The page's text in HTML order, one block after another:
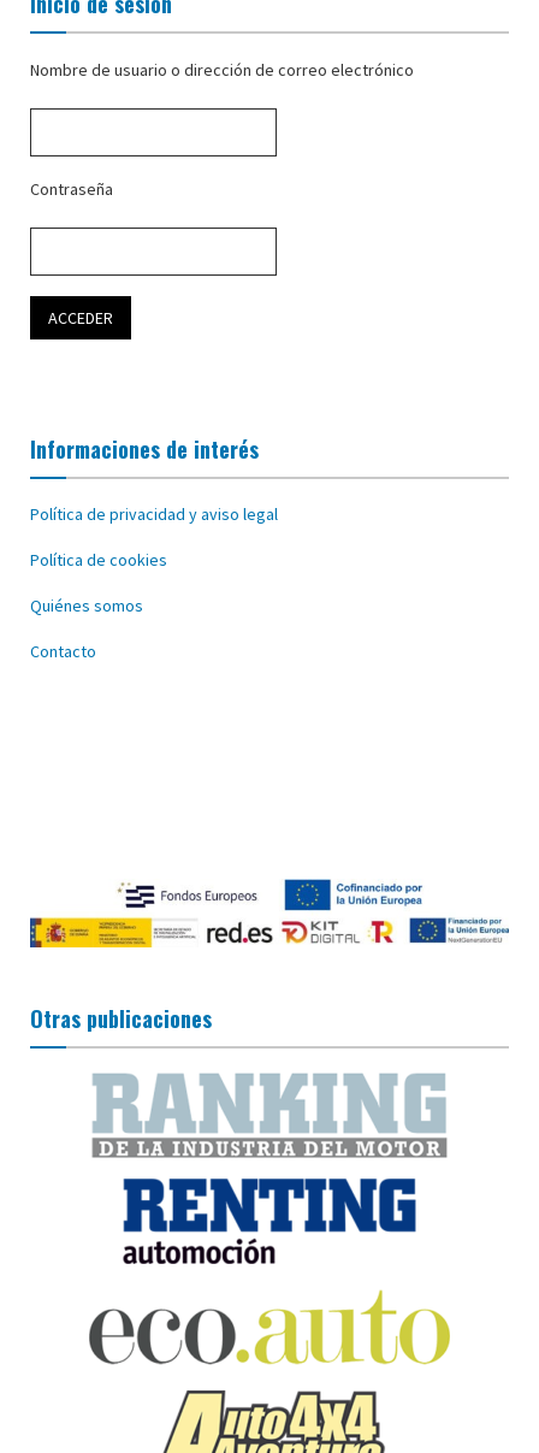
Nombre de usuario o dirección de correo electrónico
Contraseña
Informaciones de interés
Política de privacidad y aviso legal
Política de cookies
Quiénes somos
Contacto
Otras publicaciones